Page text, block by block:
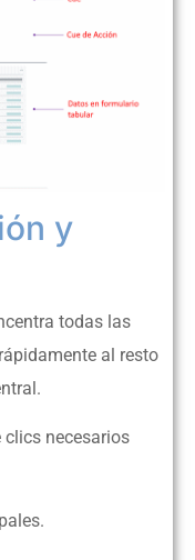
y
todas las
al resto
clics necesarios